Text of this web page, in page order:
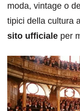
moda, vintage o
tipici della cultura
sito ufficiale per